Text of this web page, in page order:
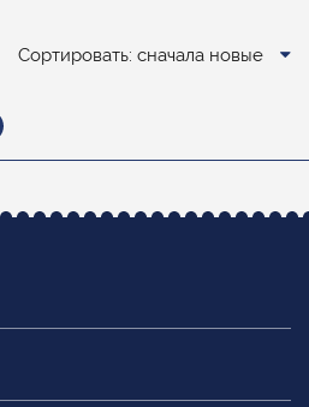
Сортировать: сначала новые